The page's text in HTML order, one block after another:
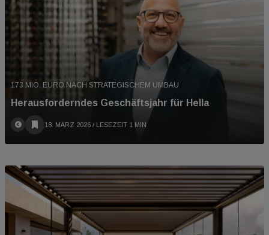
173 MIO. EURO NACH STRATEGISCHEM UMBAU
Herausforderndes Geschäftsjahr für Hella
18. MÄRZ 2026 / LESEZEIT 1 MIN